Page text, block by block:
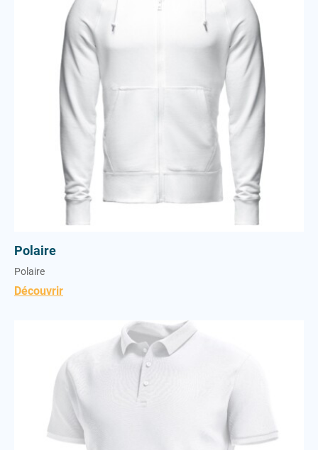
Polaire
Polaire
Découvrir